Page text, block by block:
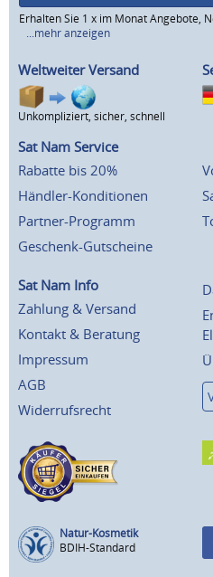
Erhalten Sie 1 x im Monat Angebote,
...mehr anzeigen
Weltweiter Versand
Unkompliziert, sicher, schnell
Sat Nam Service
Rabatte bis 20%
Händler-Konditionen
Partner-Programm
Geschenk-Gutscheine
Sat Nam Info
Zahlung & Versand
Kontakt & Beratung
Impressum
AGB
Widerrufsrecht
Natur-Kosmetik
BDIH-Standard